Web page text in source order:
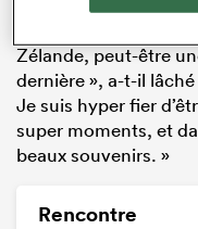
Zélande, peut-être
dernière », a-t-il
Je suis hyper fier
super moments, et
beaux souvenirs. »
Rencontre